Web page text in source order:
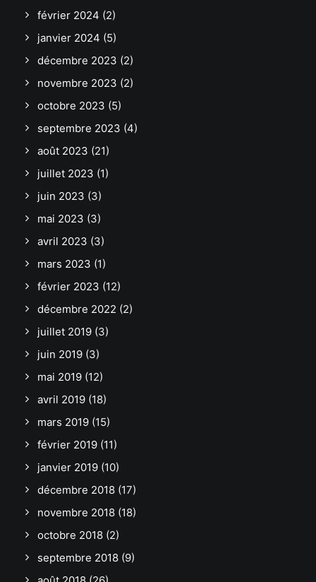
février 2024 (2)
janvier 2024 (5)
décembre 2023 (2)
novembre 2023 (2)
octobre 2023 (5)
septembre 2023 (4)
août 2023 (21)
juillet 2023 (1)
juin 2023 (3)
mai 2023 (3)
avril 2023 (3)
mars 2023 (1)
février 2023 (12)
décembre 2022 (2)
juillet 2019 (3)
juin 2019 (3)
mai 2019 (12)
avril 2019 (18)
mars 2019 (15)
février 2019 (11)
janvier 2019 (10)
décembre 2018 (17)
novembre 2018 (18)
octobre 2018 (2)
septembre 2018 (9)